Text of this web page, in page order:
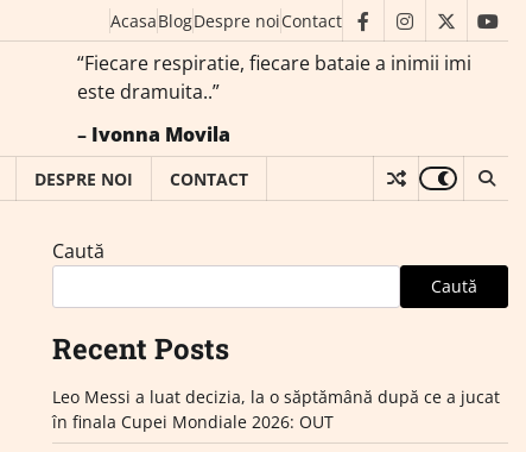
AcasaBlogDespre noiContact facebookinstagram
twitter
“Fiecare respiratie, fiecare bataie a inimii imi
este dramuita..”
– Ivonna Movila
DESPRE NOI CONTACT
Caută
Caută
Recent Posts
Leo Messi a luat decizia, la o săptămână după ce a jucat
în finala Cupei Mondiale 2026: OUT